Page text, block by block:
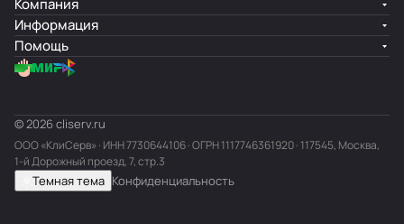
Компания
Информация
Помощь
© 2026 cliserv.ru
ООО «КлиСерв» · ИНН7730644106· ОГРН 1117746361920 · 117545, Москва,
1-й Дорожный проезд, 7, стр.3
Темная тема Конфиденциальность